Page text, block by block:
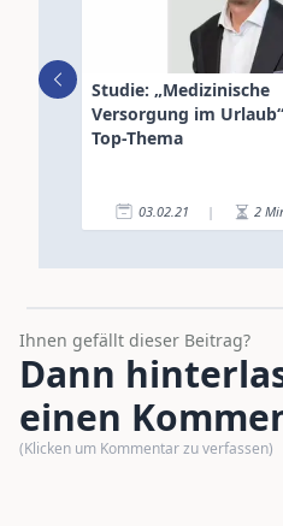
Studie: „Medizinische
Versorgung im Urlaub“
Top-Thema
03.02.21 | 2
Ihnen gefällt dieser Beitrag?
Dann
einen
(Klicken um Kommentar zu verfassen)